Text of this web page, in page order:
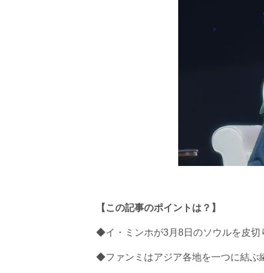
【この記事のポイントは？】
◆イ・ミンホが3月8日のソウルを皮切
◆ファンミはアジア各地を一つに結ぶ